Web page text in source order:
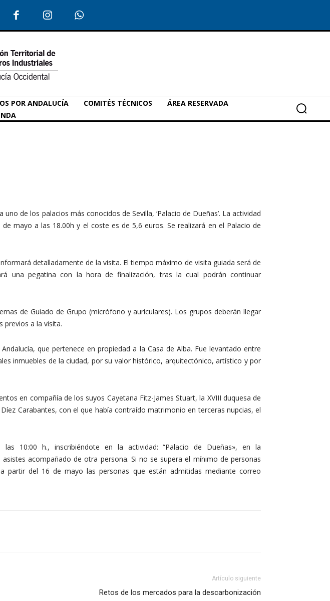
POR ANDALUCÍA COMITÉS TÉCNICOS
ÁREA RESERVADA
de los palacios más conocidos de Sevilla, ‘Palacio de Dueñas’. La actividad
mayo a las 18.00h y el coste es de 5,6 euros. Se realizará en el Palacio de
detalladamente de la visita. El tiempo máximo de visita guiada será de
una pegatina con la hora de finalización, tras la cual podrán continuar
de Guiado de Grupo (micrófono y auriculares). Los grupos deberán llegar
previos a la visita.
que pertenece en propiedad a la Casa de Alba. Fue levantado entre
inmuebles de la ciudad, por su valor histórico, arquitectónico, artístico y por
en compañía de los suyos Cayetana Fitz-James Stuart, la XVIII duquesa de
Carabantes, con el que había contraído matrimonio en terceras nupcias, el
10:00 h., inscribiéndote en la actividad: “Palacio de Dueñas», en la
acompañado de otra persona. Si no se supera el mínimo de personas
partir del 16 de mayo las personas que están admitidas mediante correo
Artículo siguiente
Retos de los mercados para la descarbonización